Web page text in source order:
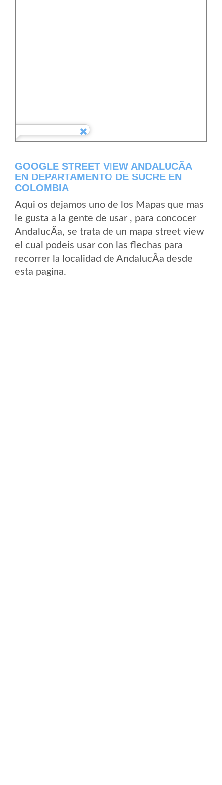
GOOGLE STREET VIEW ANDALUCÃ­A
EN DEPARTAMENTO DE SUCRE EN
COLOMBIA
Aqui os dejamos uno de los Mapas que mas
le gusta a la gente de usar , para concocer
AndalucÃ­a, se trata de un mapa street view
el cual podeis usar con las flechas para
recorrer la localidad de AndalucÃ­a desde
esta pagina.